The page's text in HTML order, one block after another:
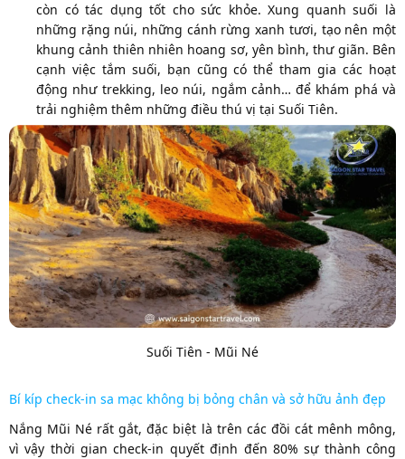
còn có tác dụng tốt cho sức khỏe. Xung quanh suối là
những rặng núi, những cánh rừng xanh tươi, tạo nên một
khung cảnh thiên nhiên hoang sơ, yên bình, thư giãn. Bên
cạnh việc tắm suối, bạn cũng có thể tham gia các hoạt
động như trekking, leo núi, ngắm cảnh… để khám phá và
trải nghiệm thêm những điều thú vị tại Suối Tiên.
Suối Tiên - Mũi Né
Bí kíp check-in sa mạc không bị bỏng chân và sở hữu ảnh đẹp
Nắng Mũi Né rất gắt, đặc biệt là trên các đồi cát mênh mông,
vì vậy thời gian check-in quyết định đến 80% sự thành công